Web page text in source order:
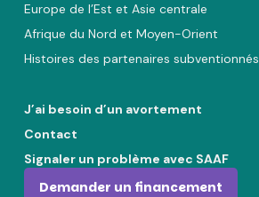
Europe de l’Est et Asie centrale
Afrique du Nord et Moyen-Orient
Histoires des partenaires subventionnés
J’ai besoin d’un avortement
Contact
Signaler un problème avec SAAF
Demander un financement